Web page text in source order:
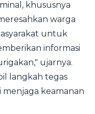
khususnya
warga
untuk
informasi
ujarnya.
langkah tegas
keamanan